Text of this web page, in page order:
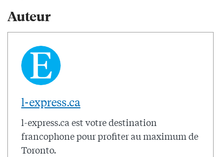
Auteur
l-express.ca
l-express.ca est votre destination
francophone pour profiter au maximum de
Toronto.